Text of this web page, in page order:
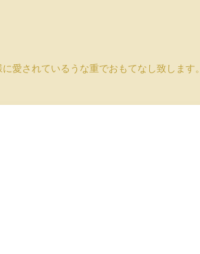
愛されているうな重でおもてなし致します。